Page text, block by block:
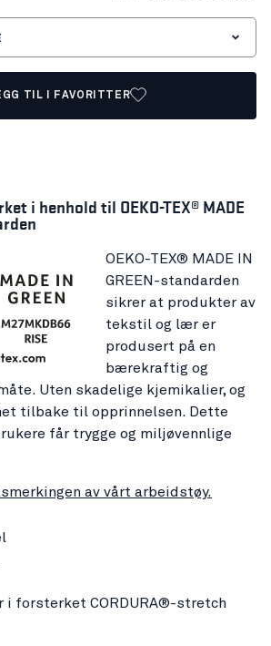
TIL I FAVORITTER
i henhold til OEKO-TEX® MADE
OEKO-TEX® MADE IN
GREEN-standarden
sikrer at produkter av
tekstil og lær er
produsert på en
bærekraftig og
Uten skadelige kjemikalier, og
tilbake til opprinnelsen. Dette
får trygge og miljøvennlige
av vårt arbeidstøy.
i forsterket CORDURA®-stretch